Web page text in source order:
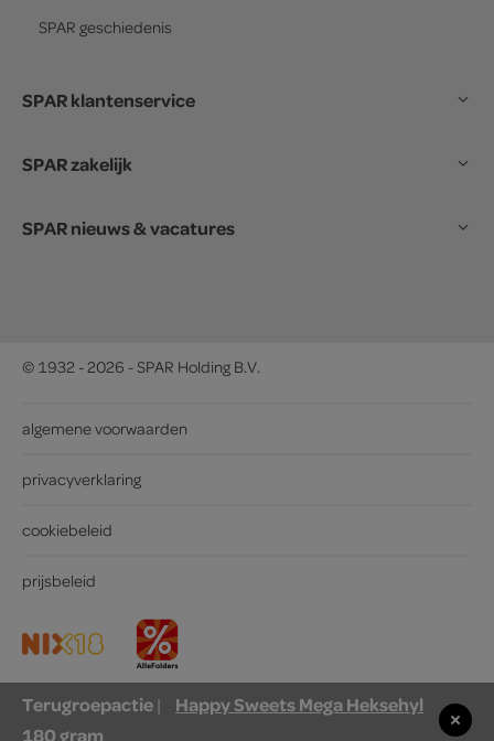
SPAR geschiedenis
SPAR klantenservice
SPAR zakelijk
SPAR nieuws & vacatures
© 1932 - 2026 - SPAR Holding B.V.
algemene voorwaarden
privacyverklaring
cookiebeleid
prijsbeleid
Terugroepactie|
Happy Sweets Mega Heksehyl
180 gram